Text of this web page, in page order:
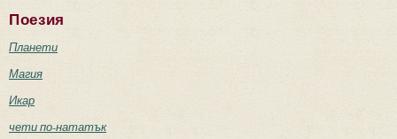
Поезия
Планети
Магия
Икар
чети по-нататък